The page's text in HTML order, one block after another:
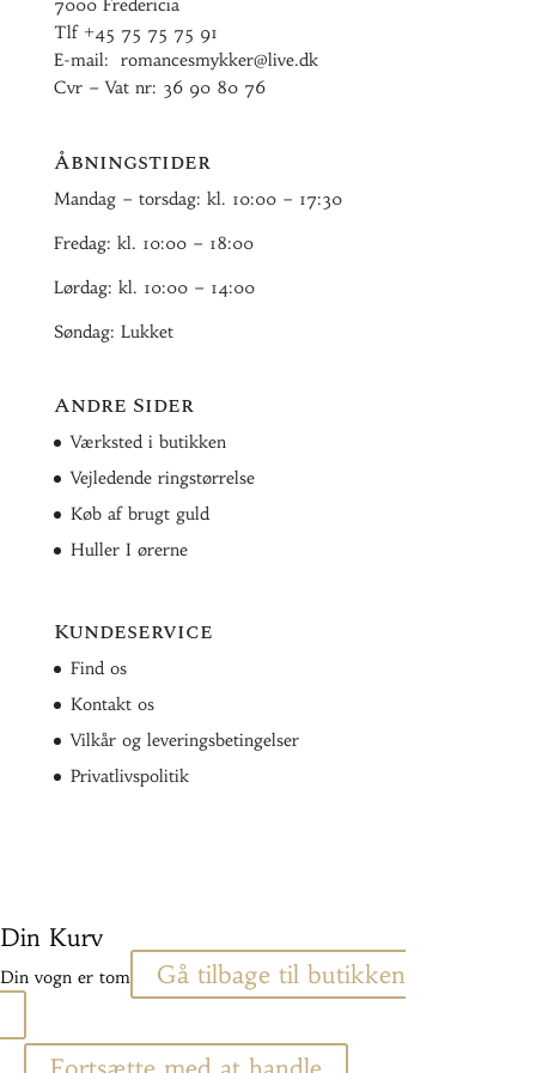
7000 Fredericia
Tlf +45 75 75 75 91
E-mail: romancesmykker@live.dk
Cvr – Vat nr: 36 90 80 76
Åbningstider
Mandag – torsdag: kl. 10:00 – 17:30
Fredag: kl. 10:00 – 18:00
Lørdag: kl. 10:00 – 14:00
Søndag: Lukket
Andre Sider
Værksted i butikken
Vejledende ringstørrelse
Køb af brugt guld
Huller I ørerne
Kundeservice
Find os
Kontakt os
Vilkår og leveringsbetingelser
Privatlivspolitik
Din Kurv
Din vogn er tom Gå tilbage til butikken